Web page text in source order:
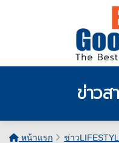
ข่าวส
หน้าแรก
ข่าว